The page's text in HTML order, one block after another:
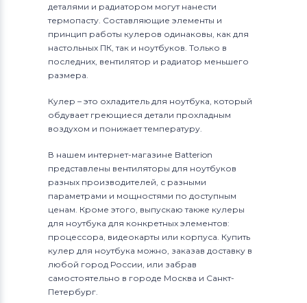
деталями и радиатором могут нанести
термопасту. Составляющие элементы и
принцип работы кулеров одинаковы, как для
настольных ПК, так и ноутбуков. Только в
последних, вентилятор и радиатор меньшего
размера.
Кулер – это охладитель для ноутбука, который
обдувает греющиеся детали прохладным
воздухом и понижает температуру.
В нашем интернет-магазине Batterion
представлены вентиляторы для ноутбуков
разных производителей, с разными
параметрами и мощностями по доступным
ценам. Кроме этого, выпускаю также кулеры
для ноутбука для конкретных элементов:
процессора, видеокарты или корпуса. Купить
кулер для ноутбука можно, заказав доставку в
любой город России, или забрав
самостоятельно в городе Москва и Санкт-
Петербург.